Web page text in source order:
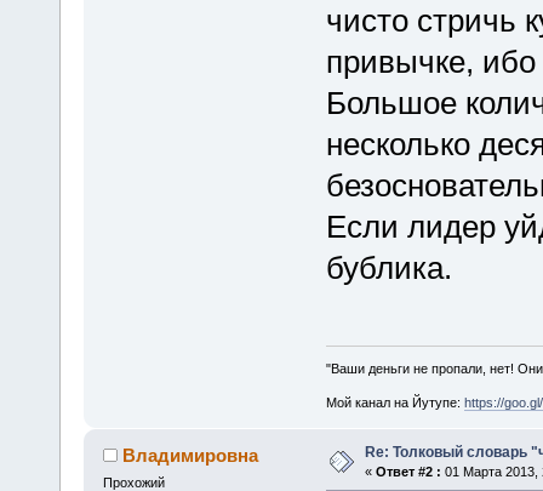
чисто стричь
привычке, ибо
Большое
несколько
Если лидер
бублика.
"Ваши деньги не пропали, нет!
Мой канал на Йутупе: https://
Владимировна
Прохожий
Re: Толковый словарь
« Ответ #2 : 01 Марта 2013,